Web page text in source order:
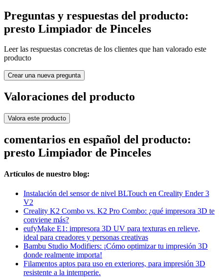
Preguntas y respuestas del producto:
presto Limpiador de Pinceles
Leer las respuestas concretas de los clientes que han valorado este
producto
Crear una nueva pregunta
Valoraciones del producto
Valora este producto
comentarios en español del producto:
presto Limpiador de Pinceles
Artículos de nuestro blog:
Instalación del sensor de nivel BLTouch en Creality Ender 3
V2
Creality K2 Combo vs. K2 Pro Combo: ¿qué impresora 3D te
conviene más?
eufyMake E1: impresora 3D UV para texturas en relieve,
ideal para creadores y personas creativas
Bambu Studio Modifiers: ¡Cómo optimizar tu impresión 3D
donde realmente importa!
Filamentos aptos para uso en exteriores, para impresión 3D
resistente a la intemperie.